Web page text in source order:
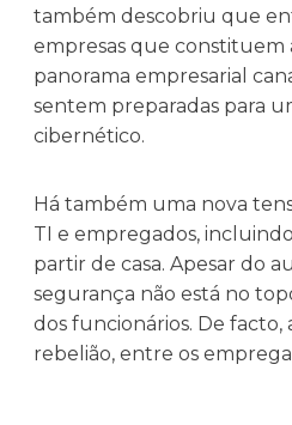
também descobriu que
empresas que constituem
panorama empresarial
sentem preparadas para
cibernético.
Há também uma nova
TI e empregados,
partir de casa. Apesar do
segurança não está no
dos funcionários. De facto,
rebelião, entre os